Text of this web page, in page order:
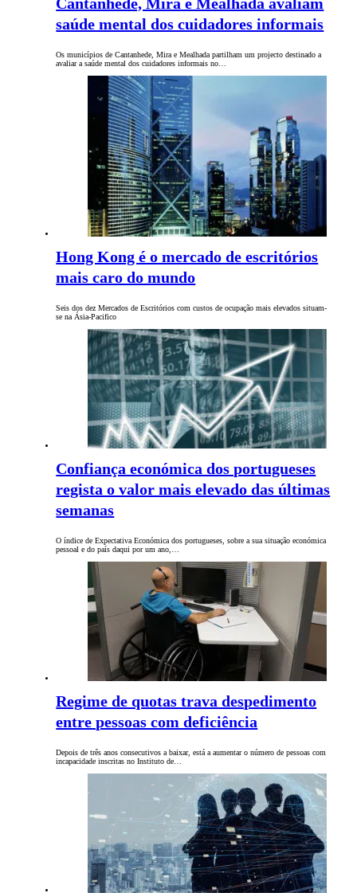
saúde mental dos cuidadores informais
Os municípios de Cantanhede, Mira e Mealhada partilham um projecto destinado a
avaliar a saúde mental dos cuidadores informais no…
Hong Kong é o mercado de escritórios
mais caro do mundo
Seis dos dez Mercados de Escritórios com custos de ocupação mais elevados situam-
se na Ásia-Pacifico
Confiança económica dos portugueses
regista o valor mais elevado das últimas
semanas
O índice de Expectativa Económica dos portugueses, sobre a sua situação económica
pessoal e do país daqui por um ano,…
Regime de quotas trava despedimento
entre pessoas com deficiência
Depois de três anos consecutivos a baixar, está a aumentar o número de pessoas com
incapacidade inscritas no Instituto de…